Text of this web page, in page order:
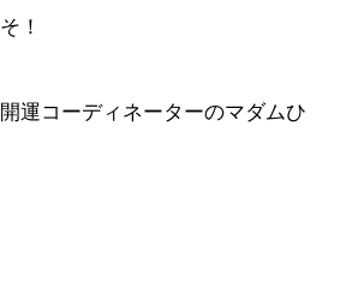
そ！
開運コーディネーターのマダムひ